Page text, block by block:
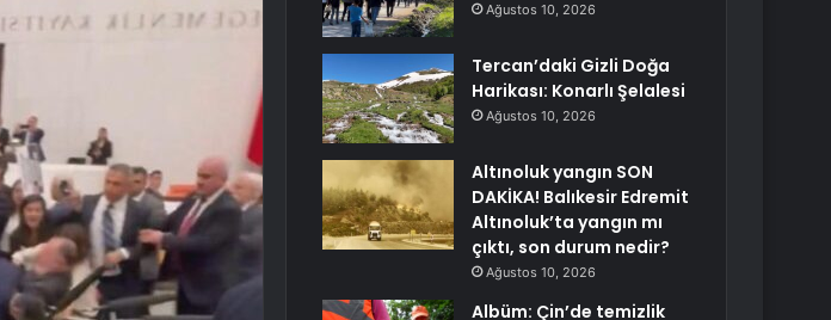
Ağustos 10, 2026
Tercan’daki Gizli Doğa
Harikası: Konarlı Şelalesi
Ağustos 10, 2026
Altınoluk yangın SON
DAKİKA! Balıkesir Edremit
Altınoluk’ta yangın mı
çıktı, son durum nedir?
Ağustos 10, 2026
Albüm: Çin’de temizlik